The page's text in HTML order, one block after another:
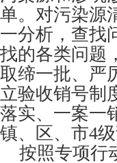
单。对污染源
一分析，查找
找的各类问题
取缔一批、严
立验收销号制
落实、一案一
镇、区、市4
按照专项行